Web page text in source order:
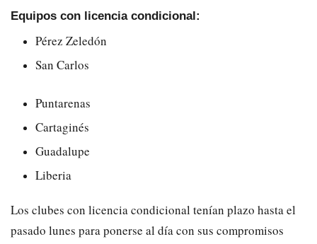
Equipos con licencia condicional:
Pérez Zeledón
San Carlos
Puntarenas
Cartaginés
Guadalupe
Liberia
Los clubes con licencia condicional tenían plazo hasta el
pasado lunes para ponerse al día con sus compromisos